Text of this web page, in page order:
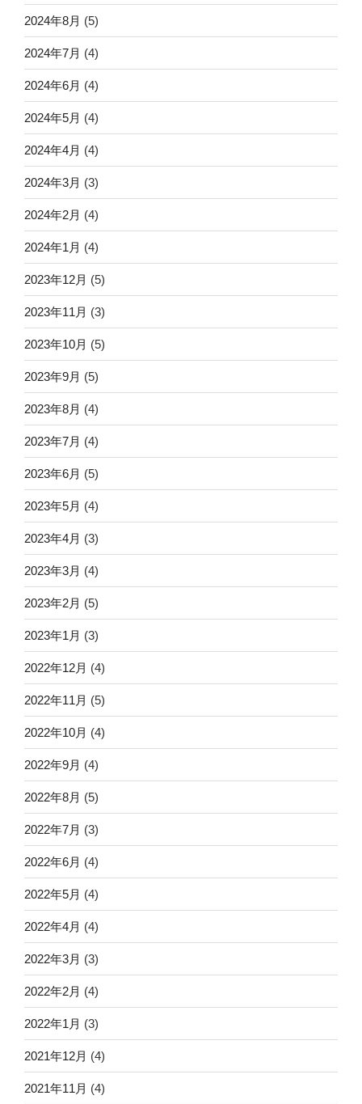
2024年8月 (5)
2024年7月 (4)
2024年6月 (4)
2024年5月 (4)
2024年4月 (4)
2024年3月 (3)
2024年2月 (4)
2024年1月 (4)
2023年12月 (5)
2023年11月 (3)
2023年10月 (5)
2023年9月 (5)
2023年8月 (4)
2023年7月 (4)
2023年6月 (5)
2023年5月 (4)
2023年4月 (3)
2023年3月 (4)
2023年2月 (5)
2023年1月 (3)
2022年12月 (4)
2022年11月 (5)
2022年10月 (4)
2022年9月 (4)
2022年8月 (5)
2022年7月 (3)
2022年6月 (4)
2022年5月 (4)
2022年4月 (4)
2022年3月 (3)
2022年2月 (4)
2022年1月 (3)
2021年12月 (4)
2021年11月 (4)